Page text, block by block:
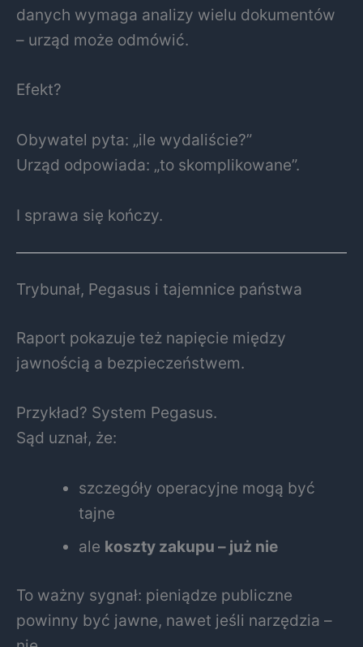
danych wymaga analizy wielu dokumentów
– urząd może odmówić.
Efekt?
Obywatel pyta: „ile wydaliście?”
Urząd odpowiada: „to skomplikowane”.
I sprawa się kończy.
Trybunał, Pegasus i tajemnice państwa
Raport pokazuje też napięcie między
jawnością a bezpieczeństwem.
Przykład? System Pegasus.
Sąd uznał, że:
szczegóły operacyjne mogą być
tajne
ale koszty zakupu – już nie
To ważny sygnał: pieniądze publiczne
powinny być jawne, nawet jeśli narzędzia –